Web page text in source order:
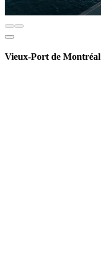
Vieux-Port de Montréal